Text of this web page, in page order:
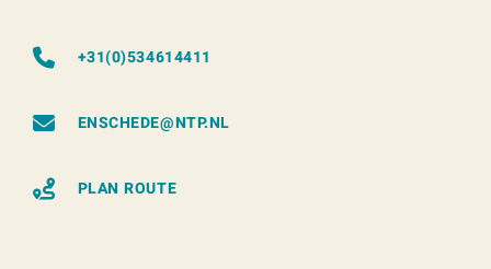
+31(0)534614411
ENSCHEDE@NTP.NL
PLAN ROUTE